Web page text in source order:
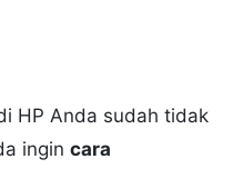
HP Anda sudah tidak
ingincara